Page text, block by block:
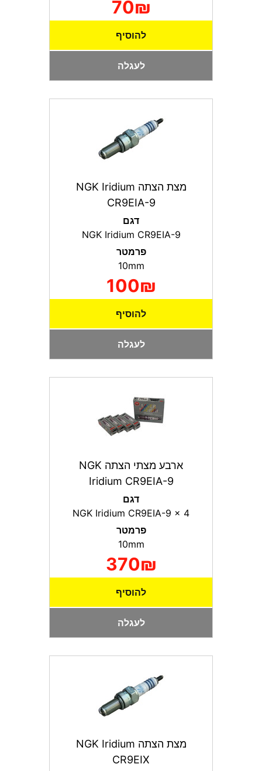
70₪
להוסיף
לעגלה
מצת הצתה NGK Iridium
CR9EIA-9
דגם
NGK Iridium CR9EIA-9
פרמטר
100₪
להוסיף
לעגלה
ארבע מצתי הצתה NGK
Iridium CR9EIA-9
דגם
NGK Iridium CR9EIA-9 x 4
פרמטר
370₪
להוסיף
לעגלה
מצת הצתה NGK Iridium
CR9EIX